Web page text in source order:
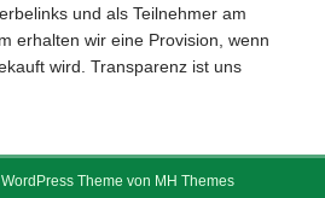
und als Teilnehmer am
erhalten wir eine Provision, wenn
wird. Transparenz ist uns
Theme von MH Themes